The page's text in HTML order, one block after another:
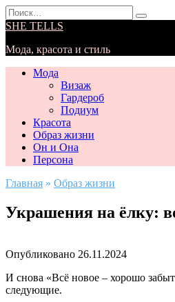
Перейти
к
Search
for:
SHE TELLS
Мода, красота и стиль
Мода
Визаж
Гардероб
Подиум
Красота
Образ жизни
Он и Она
Персона
Главная » Образ жизни
Украшения на ёлку:
Опубликовано 26.11.2024
И снова «Всё новое – хорошо
следующие.